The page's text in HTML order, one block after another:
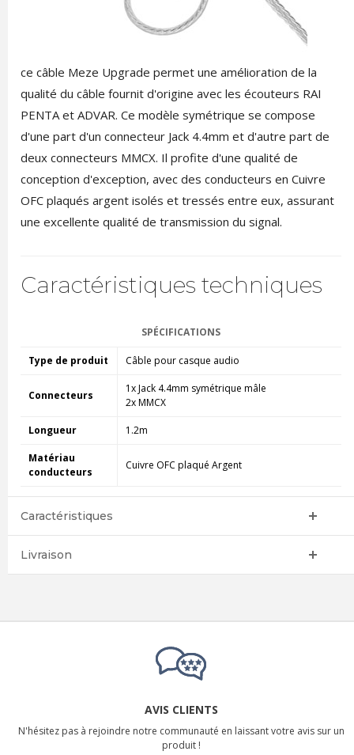
ce câble Meze Upgrade permet une amélioration de la
qualité du câble fournit d'origine avec les écouteurs RAI
PENTA et ADVAR. Ce modèle symétrique se compose
d'une part d'un connecteur Jack 4.4mm et d'autre part de
deux connecteurs MMCX. Il profite d'une qualité de
conception d'exception, avec des conducteurs en Cuivre
OFC plaqués argent isolés et tressés entre eux, assurant
une excellente qualité de transmission du signal.
Caractéristiques techniques
SPÉCIFICATIONS
Type de produit Câble pour casque audio
Connecteurs
1x Jack 4.4mm symétrique mâle
2x MMCX
Longueur 1.2m
Matériau
conducteurs
Cuivre OFC plaqué Argent
Caractéristiques
Livraison
AVIS CLIENTS
N'hésitez pas à rejoindre notre communauté en laissant votre avis sur un
produit !